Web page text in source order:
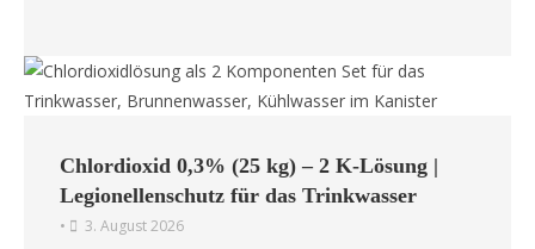
Chlordioxid 0,3% (25 kg) – 2 K-Lösung |
Legionellenschutz für das Trinkwasser
• 3. August 2026